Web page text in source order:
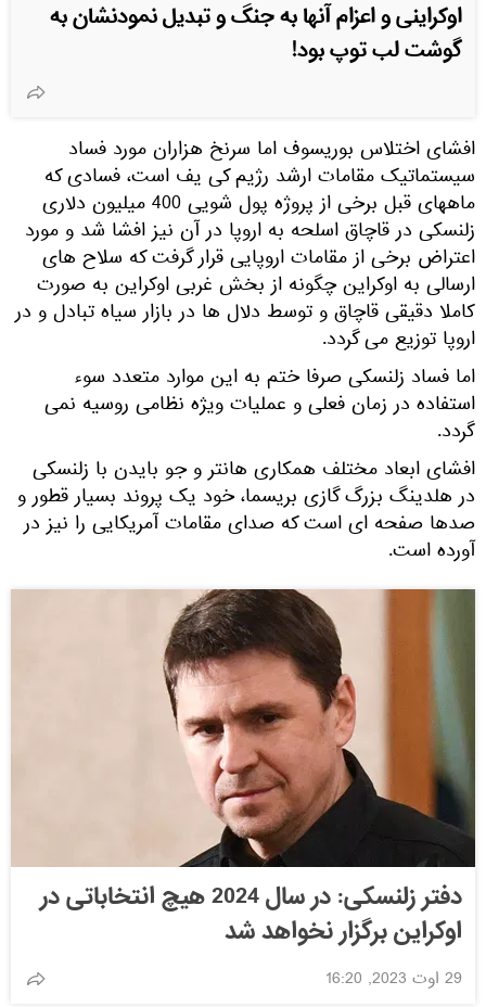
اوکراینی و اعزام آنها به جنگ و تبدیل نمودنشان به
گوشت لب توپ بود!
افشای اختلاس بوریسوف اما سرنخ هزاران مورد فساد
سیستماتیک مقامات ارشد رژیم کی یف است، فسادی که
ماههای قبل برخی از پروژه پول شویی 400 میلیون دلاری
زلنسکی در قاچاق اسلحه به اروپا در آن نیز افشا شد و مورد
اعتراض برخی از مقامات اروپایی قرار گرفت که سلاح های
ارسالی به اوکراین چگونه از بخش غربی اوکراین به صورت
کاملا دقیقی قاچاق و توسط دلال ها در بازار سیاه تبادل و در
اروپا توزیع می گردد.
اما فساد زلنسکی صرفا ختم به این موارد متعدد سوء
استفاده در زمان فعلی و عملیات ویژه نظامی روسیه نمی
گردد.
افشای ابعاد مختلف همکاری هانتر و جو بایدن با زلنسکی
در هلدینگ بزرگ گازی بریسما، خود یک پروند بسیار قطور و
صدها صفحه ای است که صدای مقامات آمریکایی را نیز در
آورده است.
دفتر زلنسکی: در سال 2024 هیچ انتخاباتی در
اوکراین برگزار نخواهد شد
29 اوت 2023, 16:20